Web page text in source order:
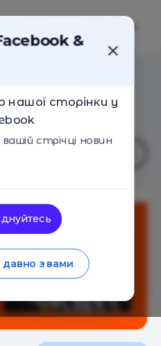
&
нашої сторінки у
стрічці новин
з вами